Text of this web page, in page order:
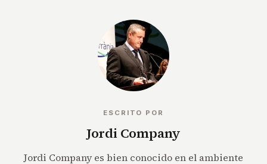
ESCRITO POR
Jordi Company
Jordi Company es bien conocido en el ambiente